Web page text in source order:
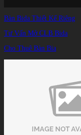
Bàn Bida Thiết Kế Riêng
Tư Vấn Mở CLB Bida
Cho Thuê Bàn Bia